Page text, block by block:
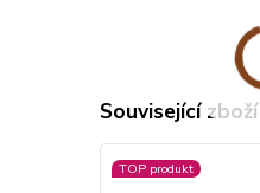
Související zboží
TOP produkt